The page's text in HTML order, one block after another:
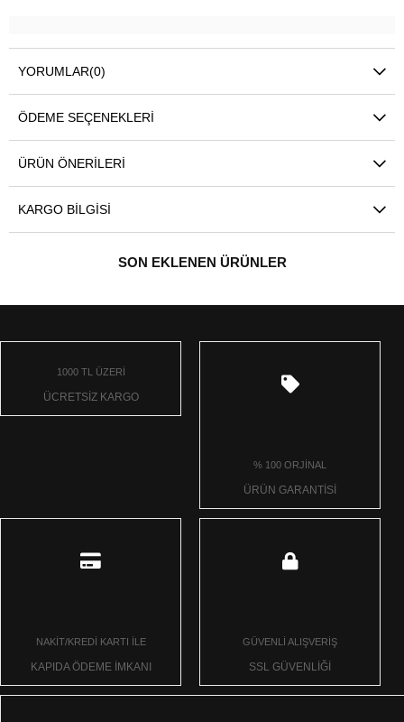
YORUMLAR(0)
ÖDEME SEÇENEKLERI
ÜRÜN ÖNERILERI
KARGO BILGISI
SON EKLENEN ÜRÜNLER
1000 TL ÜZERİ
ÜCRETSİZ KARGO
% 100 ORJİNAL
ÜRÜN GARANTİSİ
NAKİT/KREDİ KARTI İLE
KAPIDA ÖDEME İMKANI
GÜVENLİ ALIŞVERİŞ
SSL GÜVENLİĞİ